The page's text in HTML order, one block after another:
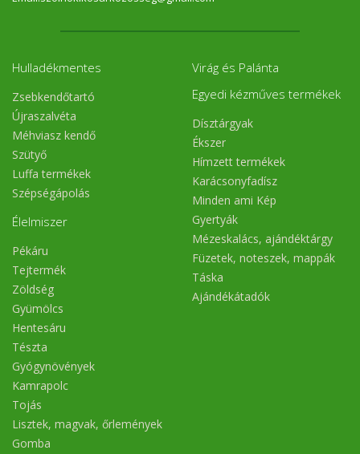
Hulladékmentes
Zsebkendőtartó
Újraszalvéta
Méhviasz kendő
Szütyő
Luffa termékek
Szépségápolás
Élelmiszer
Pékáru
Tejtermék
Zöldség
Gyümölcs
Hentesáru
Tészta
Gyógynövények
Kamrapolc
Tojás
Lisztek, magvak, őrlemények
Gomba
Virág és Palánta
Egyedi kézműves termékek
Dísztárgyak
Ékszer
Hímzett termékek
Karácsonyfadísz
Minden ami Kép
Gyertyák
Mézeskalács, ajándéktárgy
Füzetek, noteszek, mappák
Táska
Ajándékátadók